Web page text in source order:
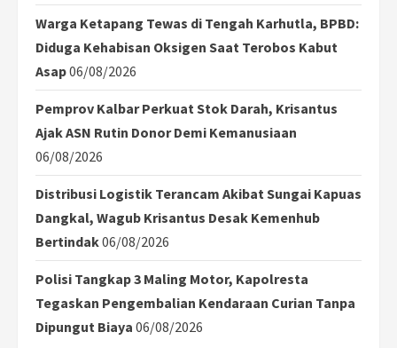
Warga Ketapang Tewas di Tengah Karhutla, BPBD:
Diduga Kehabisan Oksigen Saat Terobos Kabut
Asap06/08/2026
Pemprov Kalbar Perkuat Stok Darah, Krisantus
Ajak ASN Rutin Donor Demi Kemanusiaan
06/08/2026
Distribusi Logistik Terancam Akibat Sungai Kapuas
Dangkal, Wagub Krisantus Desak Kemenhub
Bertindak06/08/2026
Polisi Tangkap 3 Maling Motor, Kapolresta
Tegaskan Pengembalian Kendaraan Curian Tanpa
Dipungut Biaya 06/08/2026